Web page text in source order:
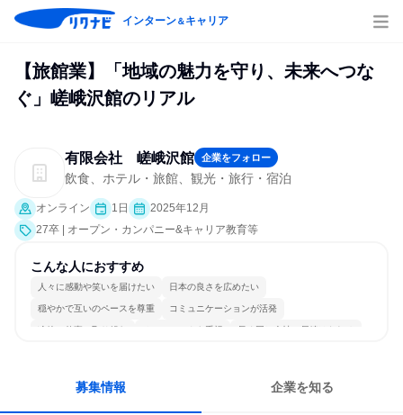
インターン＆キャリア
【旅館業】「地域の魅力を守り、未来へつな
ぐ」嵯峨沢館のリアル
有限会社 嵯峨沢館 企業をフォロー
飲食、ホテル・旅館、観光・旅行・宿泊
オンライン 1日
2025年12月
27卒 | オープン・カンパニー&キャリア教育等
こんな人におすすめ
人々に感動や笑いを届けたい 日本の良さを広めたい
穏やかで互いのペースを尊重 コミュニケーションが活発
冷静に仕事に取り組む チームワークを重視 長く同じ会社に居続けられる
募集情報 企業を知る